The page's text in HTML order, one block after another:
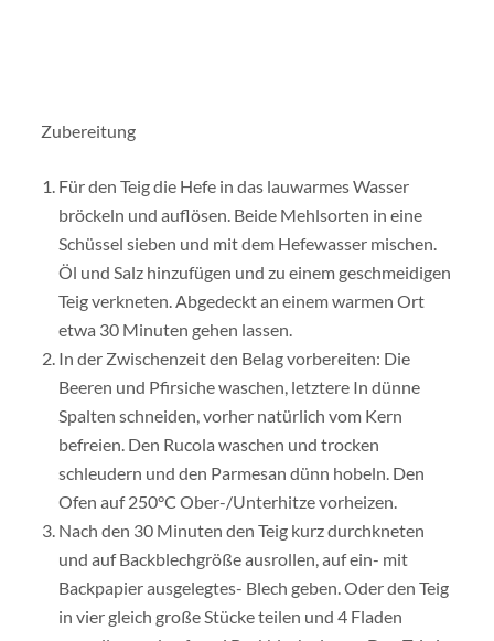
Zubereitung
Für den Teig die Hefe in das lauwarmes Wasser
bröckeln und auflösen. Beide Mehlsorten in eine
Schüssel sieben und mit dem Hefewasser mischen.
Öl und Salz hinzufügen und zu einem geschmeidigen
Teig verkneten. Abgedeckt an einem warmen Ort
etwa 30 Minuten gehen lassen.
In der Zwischenzeit den Belag vorbereiten: Die
Beeren und Pfirsiche waschen, letztere In dünne
Spalten schneiden, vorher natürlich vom Kern
befreien. Den Rucola waschen und trocken
schleudern und den Parmesan dünn hobeln. Den
Ofen auf 250°C Ober-/Unterhitze vorheizen.
Nach den 30 Minuten den Teig kurz durchkneten
und auf Backblechgröße ausrollen, auf ein- mit
Backpapier ausgelegtes- Blech geben. Oder den Teig
in vier gleich große Stücke teilen und 4 Fladen